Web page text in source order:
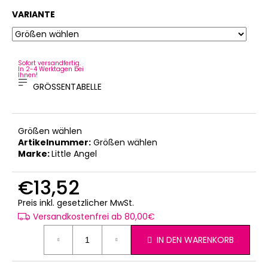
VARIANTE
Sofort versandfertig.
In 2-4 Werktagen bei
Ihnen!
GRÖSSENTABELLE
Größen wählen
Artikelnummer: Größen wählen
Marke:Little Angel
€13,52
Preis inkl. gesetzlicher MwSt.
Versandkostenfrei ab 80,00€
IN DEN WARENKORB